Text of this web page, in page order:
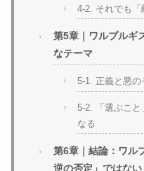
4-2. それでも「
第5章｜ワルプルギ
なテーマ
5-1. 正義と悪の
5-2. 「選ぶこと
なる
第6章｜結論：ワル
逆の否定」ではない